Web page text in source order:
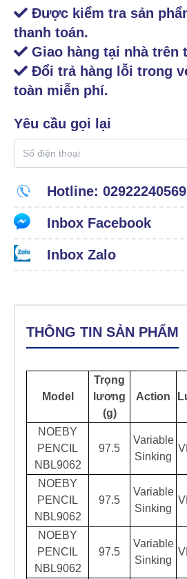
Được kiểm tra sản
thanh toán.
Giao hàng tại nhà trên
Đổi trả hàng lỗi trong
toàn miễn phí.
Yêu cầu gọi lại
Hotline: 02922240569
Inbox Facebook
Inbox Zalo
THÔNG TIN SẢN PHẨM
Model
Trọng
lương
(g)
Action
NOEBY
PENCIL
NBL9062
97.5
Variable
Sinking
NOEBY
PENCIL
NBL9062
97.5
Variable
Sinking
NOEBY
PENCIL
NBL9062
97.5
Variable
Sinking